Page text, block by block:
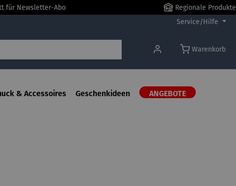
für Newsletter-Abo
Regionale Produkte
Service/Hilfe
Warenkorb
& Accessoires Geschenkideen ANGEBOTE